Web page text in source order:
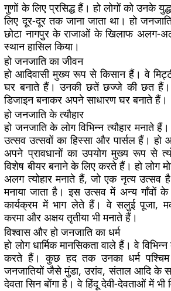
गुणों के लिए प्रसिद्ध हैं। हो लोगों को उनके
लिए दूर-दूर तक जाना जाता था। हो
छोटा नागपुर के राजाओं के खिलाफ अलग-
स्थान हासिल किया।
हो जनजाति का जीवन
हो आदिवासी मुख्य रूप से किसान हैं। वे
घर बनाते हैं। उनकी छतें छज्जे की छत हैं। वे
डिजाइन बनाकर अपने साधारण घर बनाते हैं।
हो जनजाति के त्यौहार
हो जनजाति के लोग विभिन्न त्यौहार मनाते
उत्सव उत्सवों का हिस्सा और पार्सल हैं। हो
अपने प्रावधानों का उपयोग मुख्य रूप से
विशेष बीयर बनाने के लिए करते हैं। हो लोग
अलग त्योहार मनाते हैं, जो एक नृत्य उत्सव
मनाया जाता है। इस उत्सव में अन्य
कार्यक्रम में भाग लेते हैं। वे सलुई पूजा,
करमा और अक्षय तृतीया भी मनाते हैं।
विश्वास और हो जनजाति का धर्म
हो लोग धार्मिक मानसिकता वाले हैं। वे
करते हैं। कुछ हद तक उनका धर्म
जनजातियों जैसे मुंडा, उरांव, संताल आदि के
देवता सिन बोंगा है। वे हिंदू देवी-देवताओं में भी